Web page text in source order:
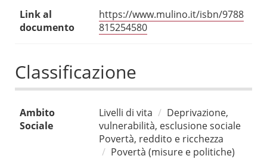
Link al
documento
https://www.mulino.it/isbn/9788
815254580
Classificazione
Ambito
Sociale
Livelli di vita
Deprivazione,
vulnerabilità, esclusione sociale
Povertà, reddito e ricchezza
Povertà (misure e politiche)